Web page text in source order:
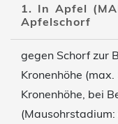
1. In Apfel
Apfelschorf
gegen Schorf zur
Kronenhöhe
Kronenhöhe, bei